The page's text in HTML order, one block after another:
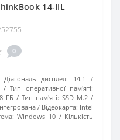
14-IIL
0
Діагональ дисплея:
14.1
Тип оперативної пам'яті:
8 ГБ Тип пам'яті: SSD M.2
Відеокарта: Intel
Windows 10
Кількість